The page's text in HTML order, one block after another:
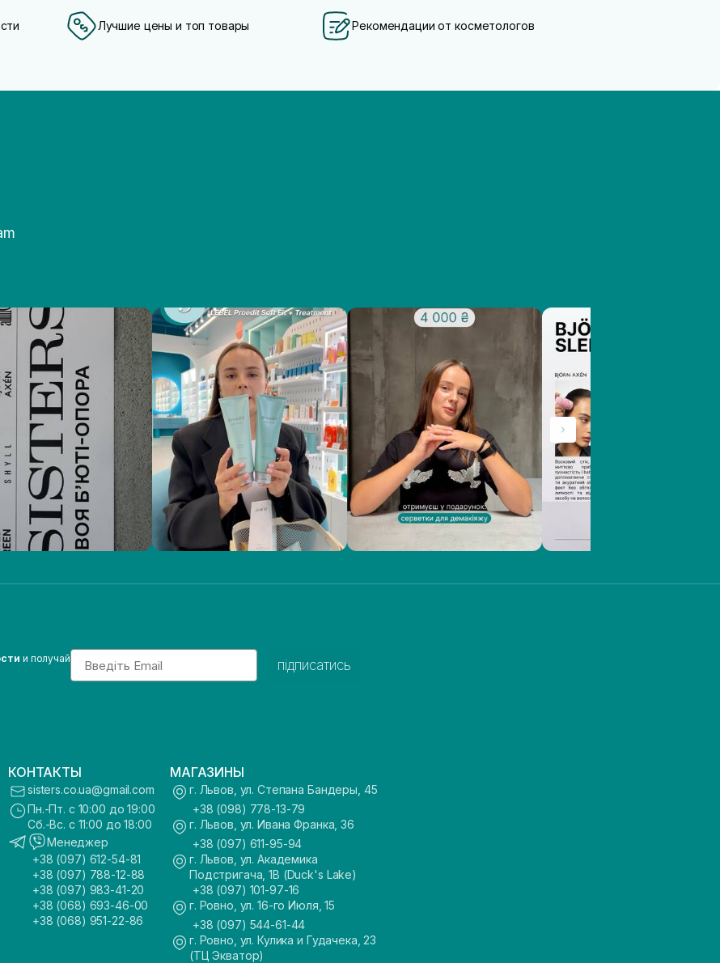
Лучшие цены и топ товары Рекомендации от косметологов
и получайEmail
підписатись
КОНТАКТЫ
sisters.co.ua@gmail.com
Пн.-Пт. с 10:00 до 19:00
Сб.-Вс. с 11:00 до 18:00
Менеджер
+38 (097) 612-54-81
+38 (097) 788-12-88
+38 (097) 983-41-20
+38 (068) 693-46-00
+38 (068) 951-22-86
МАГАЗИНЫ
г. Львов, ул. Степана Бандеры, 45
+38 (098) 778-13-79
г. Львов, ул. Ивана Франка, 36
+38 (097) 611-95-94
г. Львов, ул. Академика
Подстригача, 1В (Duck's Lake)
+38 (097) 101-97-16
г. Ровно, ул. 16-го Июля, 15
+38 (097) 544-61-44
г. Ровно, ул. Кулика и Гудачека, 23
(ТЦ Экватор)